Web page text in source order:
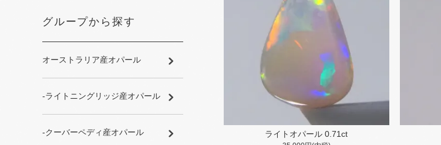
ライトオパール 0.71ct
グループから探す
オーストラリア産オパール
-ライトニングリッジ産オパール
-クーバーペディ産オパール